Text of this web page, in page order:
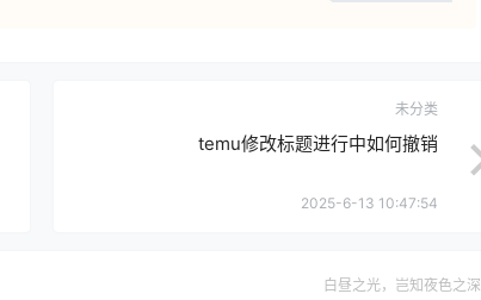
未分类
temu修改标题进行中如何撤销
2025-6-13 10:47:54
白昼之光，岂知夜色之深